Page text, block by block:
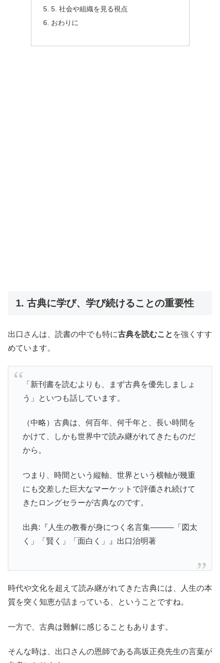
5. 社会や組織を見る視点
おわりに
1. 古典に学び、学び続けることの重要性
出口さんは、読書の中でも特に古典を読むこと を強くすす
めています。
「新刊書を読むよりも、まず古典を優先しましょ
う」といつも話しています。
（中略）古典は、何百年、何千年と、長い時間を
かけて、しかも世界中で読み継がれてきたものだ
から。
つまり、時間という縦軸、世界という横軸が幾重
にも交差した巨大なマーケットで評価され続けて
きたロングセラーが古典なのです。
出典:『人生の教養が身につく名言集―――「図太
く」「賢く」「面白く」』出口治明著
時代や文化を超えて読み継がれてきた古典には、人生の本
質を突く知恵が詰まっている、ということですね。
一方で、古典は難解に感じることもあります。
そんな時は、出口さんの恩師である高坂正堯先生の言葉が